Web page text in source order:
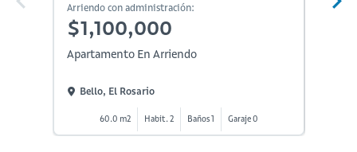
Arriendo con administración:
$1,100,000
Apartamento En Arriendo
Bello, El Rosario
60.0 m2 Habit. 2 Baños 1 Garaje 0